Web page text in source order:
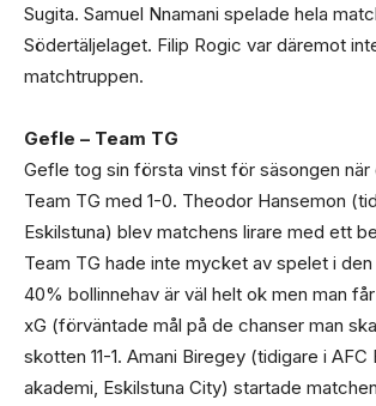
Sugita. Samuel Nnamani spelade hela
Södertäljelaget. Filip Rogic var däremot
matchtruppen.
Gefle – Team TG
Gefle tog sin första vinst för säsongen
Team TG med 1-0. Theodor Hansemon
Eskilstuna) blev matchens lirare med ett
Team TG hade inte mycket av spelet i den
40% bollinnehav är väl helt ok men man
xG (förväntade mål på de chanser man
skotten 11-1. Amani Biregey (tidigare i AFC
akademi, Eskilstuna City) startade